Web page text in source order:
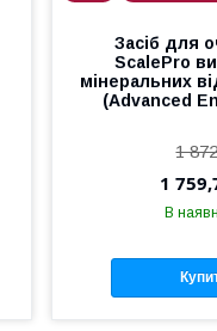
Засіб для
ScalePro
мінеральних
(Advanced
1
1
В